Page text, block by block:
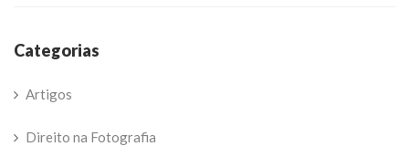
Categorias
Artigos
Direito na Fotografia